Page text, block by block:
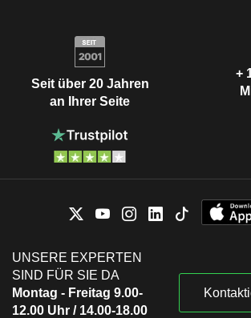
Seit über 20 Jahren
an Ihrer Seite
+
UNSERE EXPERTEN
SIND FÜR SIE DA
Montag - Freitag 9.00-
12.00 Uhr / 14.00-18.00